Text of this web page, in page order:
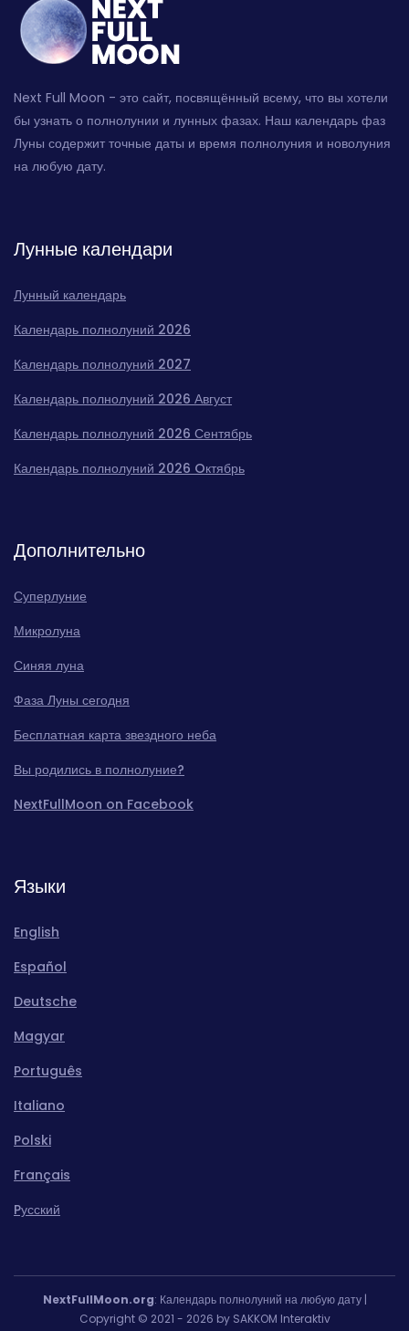
Next Full Moon - это сайт, посвящённый всему, что вы хотели
бы узнать о полнолунии и лунных фазах. Наш календарь фаз
Луны содержит точные даты и время полнолуния и новолуния
на любую дату.
Лунные календари
Лунный календарь
Календарь полнолуний 2026
Календарь полнолуний 2027
Календарь полнолуний 2026 Август
Календарь полнолуний 2026 Сентябрь
Календарь полнолуний 2026 Oктябрь
Дополнительно
Суперлуние
Микролуна
Синяя луна
Фаза Луны сегодня
Бесплатная карта звездного неба
Вы родились в полнолуние?
NextFullMoon on Facebook
Языки
English
Español
Deutsche
Magyar
Português
Italiano
Polski
Français
Pусский
NextFullMoon.org: Календарь полнолуний на любую дату |
Copyright © 2021 - 2026 by SAKKOM Interaktiv